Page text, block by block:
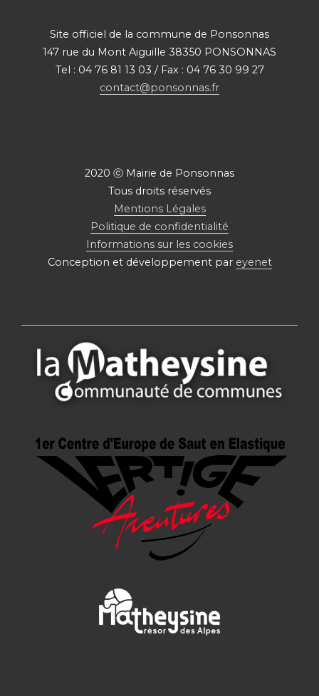
Site officiel de la commune de Ponsonnas
147 rue du Mont Aiguille 38350 PONSONNAS
Tel : 04 76 81 13 03 / Fax : 04 76 30 99 27
contact@ponsonnas.fr
2020 ⓒ Mairie de Ponsonnas
Tous droits réservés
Mentions Légales
Politique de confidentialité
Informations sur les cookies
Conception et développement par eyenet